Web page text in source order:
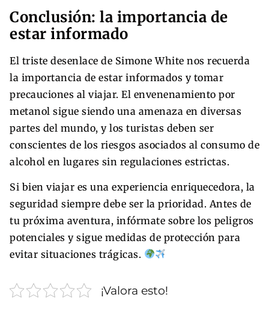
Conclusión: la importancia de
estar informado
El triste desenlace de Simone White nos recuerda
la importancia de estar informados y tomar
precauciones al viajar. El envenenamiento por
metanol sigue siendo una amenaza en diversas
partes del mundo, y los turistas deben ser
conscientes de los riesgos asociados al consumo de
alcohol en lugares sin regulaciones estrictas.
Si bien viajar es una experiencia enriquecedora, la
seguridad siempre debe ser la prioridad. Antes de
tu próxima aventura, infórmate sobre los peligros
potenciales y sigue medidas de protección para
evitar situaciones trágicas.
¡Valora esto!